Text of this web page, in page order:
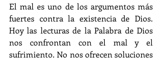
El mal es uno de los argumentos más
fuertes contra la existencia de Dios.
Hoy las lecturas de la Palabra de Dios
nos confrontan con el mal y el
sufrimiento. No nos ofrecen soluciones